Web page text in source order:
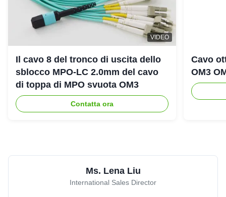
Reliable manufacturer,reassuring,experienced!
Q
QSFP28 100G CWDM4 transceiver module designed
for 2 km optical communication applications with
single mode fiber
GreeceOct 17.2025
★★★★★
★★★★★
Nice appearance,good packing,excellent!
High quality MTP MPO cable MPO/MTP-LC Fiber optic
Sep 2.2025
VIDEO
Il cavo 8 del tronco di uscita dello
sblocco MPO-LC 2.0mm del cavo
di toppa di MPO svuota OM3
Contatta ora
Cavo
OM3
Ms. Lena Liu
International Sales Director